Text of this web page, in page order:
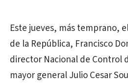
Este jueves, más temprano,
de la República, Francisco
director Nacional de Control
mayor general Julio Cesar